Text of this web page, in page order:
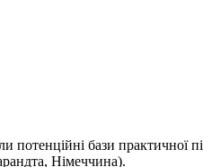
потенційні бази практичної
Німеччина).